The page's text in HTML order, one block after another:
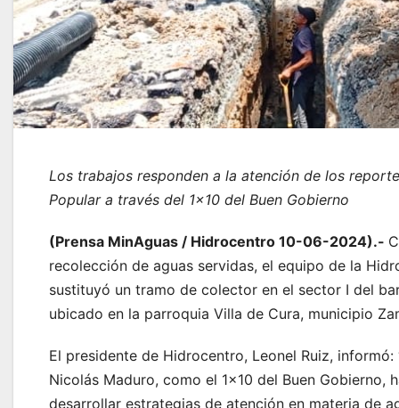
Los trabajos responden a la atención de los
Popular a través del 1×10 del Buen Gobierno
(Prensa MinAguas / Hidrocentro 10-06-2024).-
recolección de aguas servidas, el equipo de la
sustituyó un tramo de colector en el sector I del
ubicado en la parroquia Villa de Cura, municipio
El presidente de Hidrocentro, Leonel Ruiz,
Nicolás Maduro, como el 1×10 del Buen Gobierno,
desarrollar estrategias de atención en materia de